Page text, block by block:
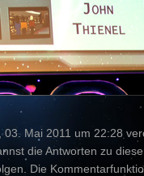
03. Mai 2011 um 22:28
die Antworten zu
Die